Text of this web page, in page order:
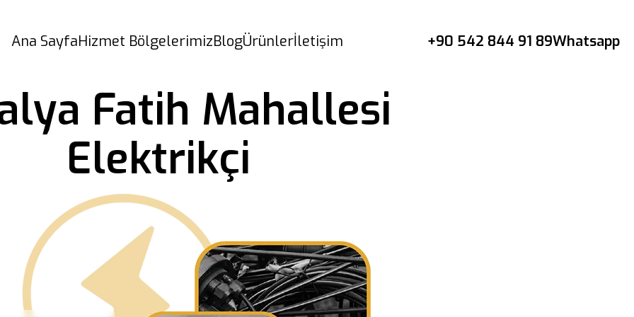
Ana SayfaHizmet BölgelerimizBlogÜrünlerİletişim +90 542 844 91 89Whatsapp
Fatih Mahallesi
Elektrikçi